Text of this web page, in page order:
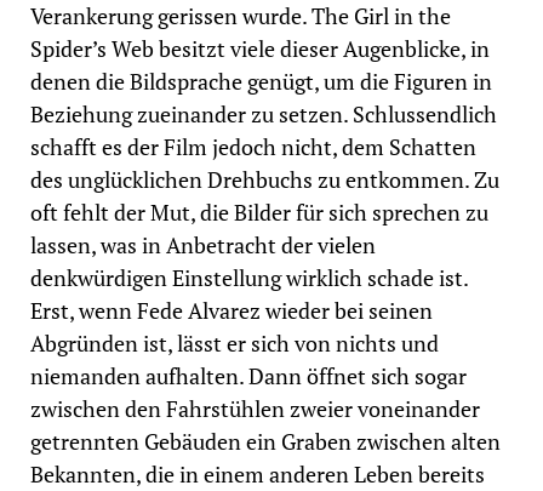
Verankerung gerissen wurde. The Girl in the
Spider’s Web besitzt viele dieser Augenblicke, in
denen die Bildsprache genügt, um die Figuren in
Beziehung zueinander zu setzen. Schlussendlich
schafft es der Film jedoch nicht, dem Schatten
des unglücklichen Drehbuchs zu entkommen. Zu
oft fehlt der Mut, die Bilder für sich sprechen zu
lassen, was in Anbetracht der vielen
denkwürdigen Einstellung wirklich schade ist.
Erst, wenn Fede Alvarez wieder bei seinen
Abgründen ist, lässt er sich von nichts und
niemanden aufhalten. Dann öffnet sich sogar
zwischen den Fahrstühlen zweier voneinander
getrennten Gebäuden ein Graben zwischen alten
Bekannten, die in einem anderen Leben bereits